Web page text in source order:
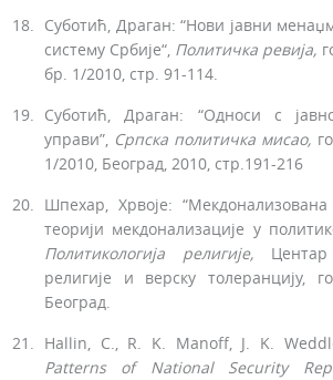
Суботић, Драган: “Нови јавни
систему Србије“, По­литичка ревија,
бр. 1/2010, стр. 91-114.
Суботић, Драган: “Односи с
управи”, Српска политичка мисао,
1/2010, Београд, 2010, стр.191-216
Шпехар, Хрвоје:
теорији мекдонализације у
Политикологија религије,Центар
религије и верску толеранцију,
Београд.
Hallin, C., R. K. Manoff, J. K.
Patterns of National Security